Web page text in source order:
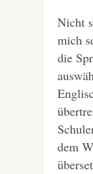
Nicht
mich
die
dem